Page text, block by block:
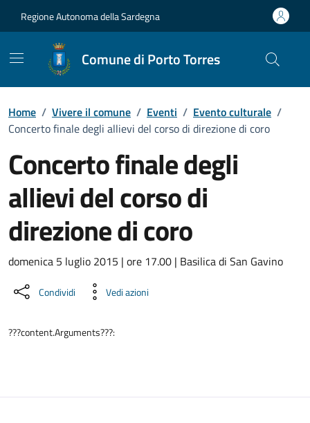
Regione Autonoma della Sardegna
Comune di Porto Torres
Home / Vivere il comune / Eventi / Evento culturale /
Concerto finale degli allievi del corso di direzione di coro
Concerto finale degli
allievi del corso di
direzione di coro
Dettaglio dell'evento
domenica 5 luglio 2015 | ore 17.00 | Basilica di San Gavino
Condividi Vedi azioni
???content.Arguments???: